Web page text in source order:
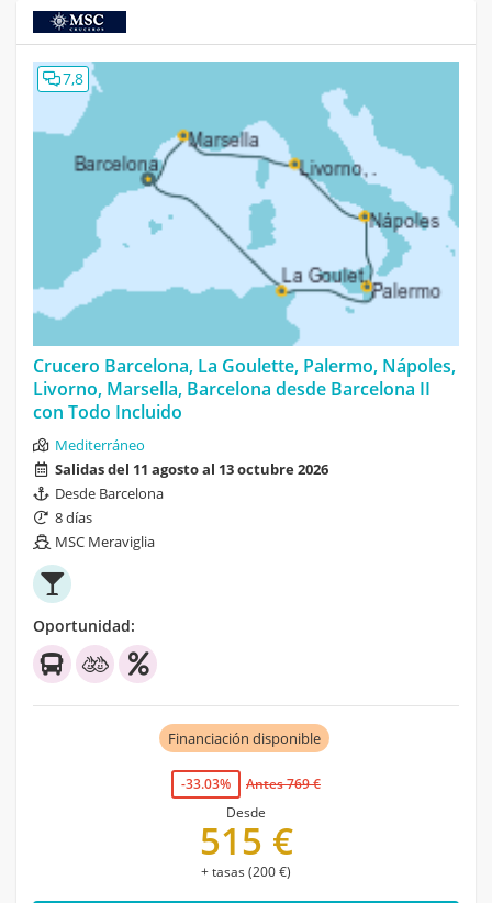
7,8
Crucero Barcelona, La Goulette, Palermo, Nápoles,
Livorno, Marsella, Barcelona desde Barcelona II
con Todo Incluido
Mediterráneo
Salidas del 11 agosto al 13 octubre 2026
Desde Barcelona
8 días
MSC Meraviglia
Oportunidad:
Financiación disponible
-33.03%
Antes 769 €
Desde
515 €
+ tasas (200 €)